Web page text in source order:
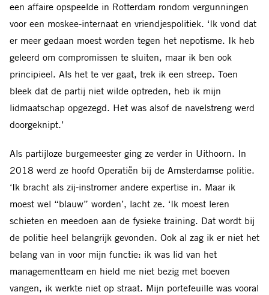
een affaire opspeelde in Rotterdam rondom vergunningen
voor een moskee-internaat en vriendjespolitiek. ‘Ik vond dat
er meer gedaan moest worden tegen het nepotisme. Ik heb
geleerd om compromissen te sluiten, maar ik ben ook
principieel. Als het te ver gaat, trek ik een streep. Toen
bleek dat de partij niet wilde optreden, heb ik mijn
lidmaatschap opgezegd. Het was alsof de navelstreng werd
doorgeknipt.’
Als partijloze burgemeester ging ze verder in Uithoorn. In
2018 werd ze hoofd Operatiën bij de Amsterdamse politie.
‘Ik bracht als zij-instromer andere expertise in. Maar ik
moest wel “blauw” worden’, lacht ze. ‘Ik moest leren
schieten en meedoen aan de fysieke training. Dat wordt bij
de politie heel belangrijk gevonden. Ook al zag ik er niet het
belang van in voor mijn functie: ik was lid van het
managementteam en hield me niet bezig met boeven
vangen, ik werkte niet op straat. Mijn portefeuille was vooral